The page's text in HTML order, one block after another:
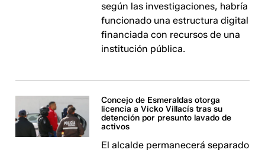
según las investigaciones, habría
funcionado una estructura digital
financiada con recursos de una
institución pública.
Concejo de Esmeraldas otorga
licencia a Vicko Villacís tras su
detención por presunto lavado de
activos
El alcalde permanecerá separado